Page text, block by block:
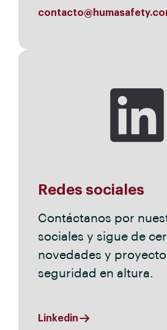
Redes sociales
Contáctanos por
sociales y sigue de
novedades y
seguridad en altura.
Linkedin